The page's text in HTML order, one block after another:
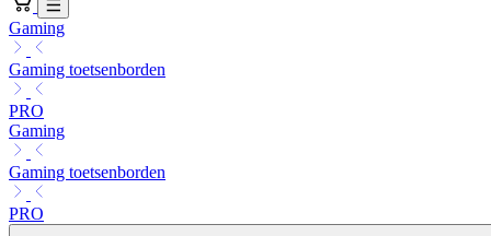
Gaming
Gaming toetsenborden
PRO
Gaming
Gaming toetsenborden
PRO